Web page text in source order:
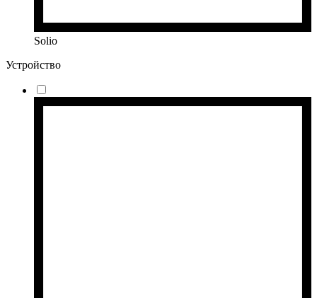
Solio
Устройство